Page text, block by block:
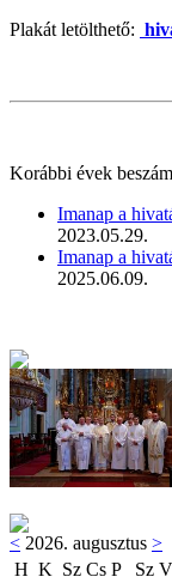
Plakát letölthető:
Korábbi évek
Imanap a
2023.05.29.
Imanap a
2025.06.09.
< 2026. augusztus >
H K Sz Cs P Sz V